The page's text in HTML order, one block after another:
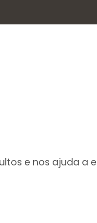
e nos ajuda a